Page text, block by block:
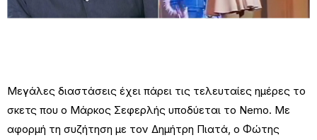
Μεγάλες διαστάσεις έχει πάρει τις τελευταίες ημέρες το
σκετς που ο Μάρκος Σεφερλής υποδύεται το Nemo. Με
αφορμή τη συζήτηση με τον Δημήτρη Πιατά, ο Φώτης